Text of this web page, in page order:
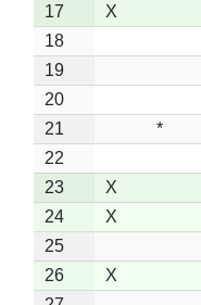
17
X
18
19
20
21
*
22
23
X
24
X
25
26
X